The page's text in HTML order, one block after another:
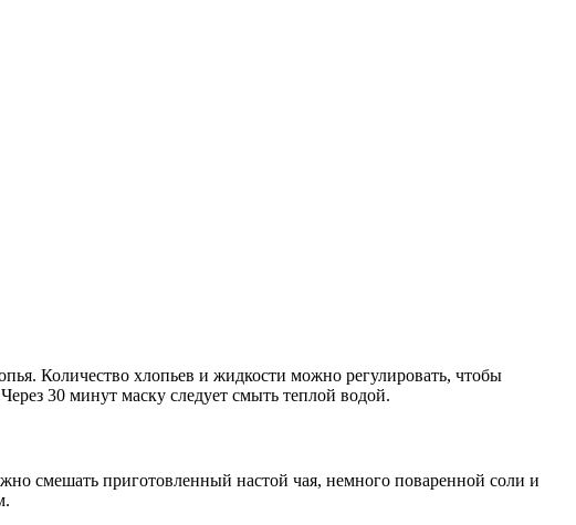
Количество хлопьев и жидкости можно регулировать, чтобы
30 минут маску следует смыть теплой водой.
смешать приготовленный настой чая, немного поваренной соли и